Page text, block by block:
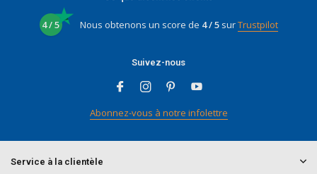
4 / 5 Nous obtenons un score de 4 / 5surTrustpilot
Suivez-nous
Abonnez-vous à notre infolettre
Service à la clientèle